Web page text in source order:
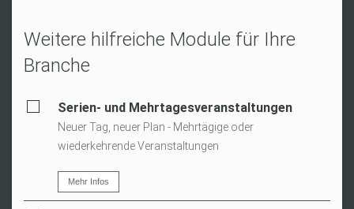
Weitere hilfreiche Module für Ihre
Branche
Serien- und Mehrtagesveranstaltungen
Neuer Tag, neuer Plan - Mehrtägige oder
wiederkehrende Veranstaltungen
Mehr Infos